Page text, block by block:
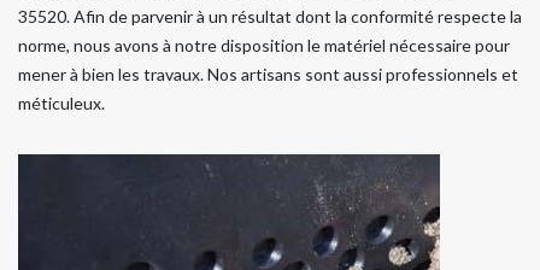
35520. Afin de parvenir à un résultat dont la conformité respecte la
norme, nous avons à notre disposition le matériel nécessaire pour
mener à bien les travaux. Nos artisans sont aussi professionnels et
méticuleux.